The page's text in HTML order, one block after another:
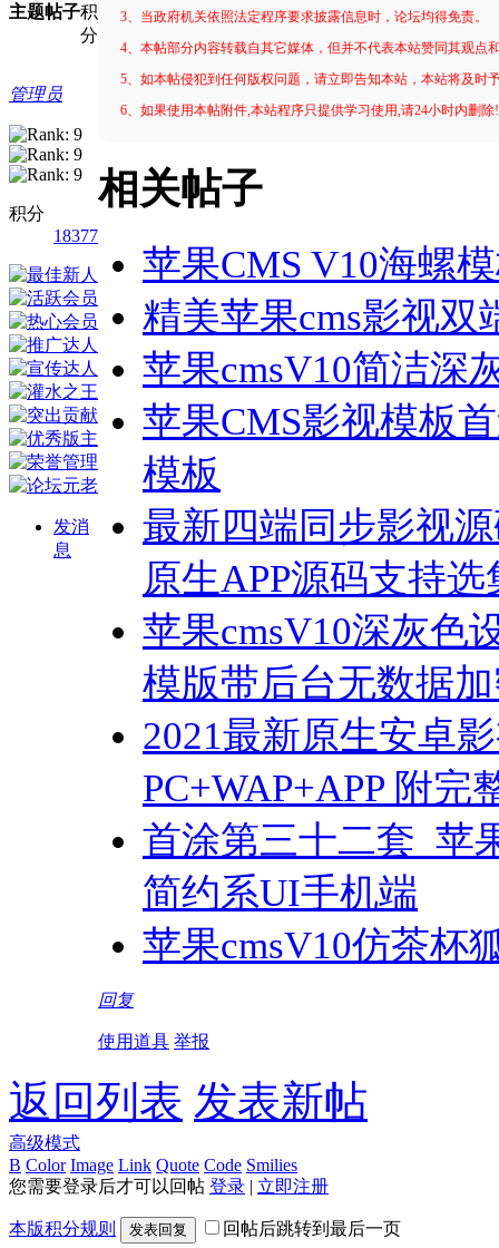
主题帖子积
分
管理员
积分
18377
发消
息
3、当政府机关依照法定程序要求披露信息时，论坛均得免责。
4、本帖部分内容转载自其它媒体，但并不代表本站赞同其观点
5、如本帖侵犯到任何版权问题，请立即告知本站，本站将及时
6、如果使用本帖附件,本站程序只提供学习使用,请24小时内删
相关帖子
苹果CMS V10海螺
精美苹果cms影视双
苹果cmsV10简洁深
苹果CMS影视模板
模板
最新四端同步影视
原生APP源码支持
苹果cmsV10深灰色
模版带后台无数据
2021最新原生安卓
PC+WAP+APP 附完
首涂第三十二套_苹
简约系UI手机端
苹果cmsV10仿茶杯
回复
使用道具 举报
返回列表 发表新帖
高级模式
B Color Image Link Quote Code Smilies
您需要登录后才可以回帖 登录 | 立即注册
本版积分规则 发表回复 回帖后跳转到最后一页